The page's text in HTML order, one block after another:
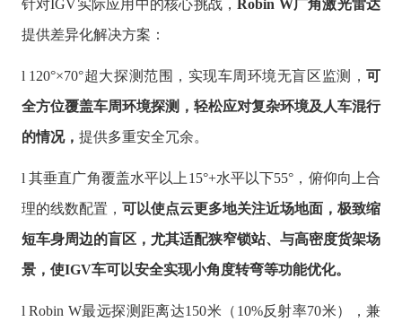
针对IGV实际应用中的核心挑战，Robin W广角激光雷达
提供差异化解决方案：
l 120°×70°超大探测范围，实现车周环境无盲区监测，可
全方位覆盖车周环境探测，轻松应对复杂环境及人车混行
的情况， 提供多重安全冗余。
l 其垂直广角覆盖水平以上15°+水平以下55°，俯仰向上合
理的线数配置， 可以使点云更多地关注近场地面，极致缩
短车身周边的盲区，尤其适配狭窄锁站、与高密度货架场
景，使IGV车可以安全实现小角度转弯等功能优化。
l Robin W最远探测距离达150米（10%反射率70米），兼